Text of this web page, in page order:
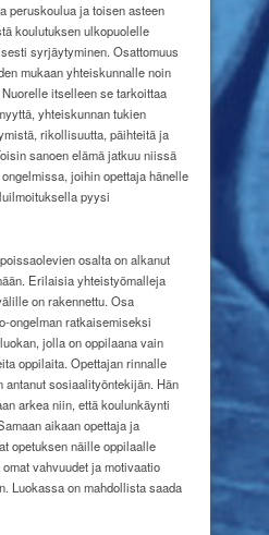
peruskoulua ja toisen asteen
koulutuksen ulkopuolelle
syrjäytyminen. Osattomuus
mukaan yhteiskunnalle noin
itselleen se tarkoittaa
yhteiskunnan tukien
rikollisuutta, päihteitä ja
sanoen elämä jatkuu niissä
joihin opettaja hänelle
pyysi
osalta on alkanut
Erilaisia yhteistyömalleja
on rakennettu. Osa
ongelman ratkaisemiseksi
jolla on oppilaana vain
oppilaita. Opettajan rinnalle
sosiaalityöntekijän. Hän
arkea niin, että koulunkäynti
aikaan opettaja ja
opetuksen näille oppilaalle
vahvuudet ja motivaatio
Luokassa on mahdollista saada